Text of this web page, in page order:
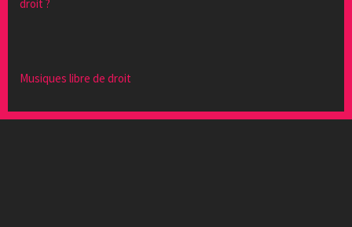
droit ?
Musiques libre de droit